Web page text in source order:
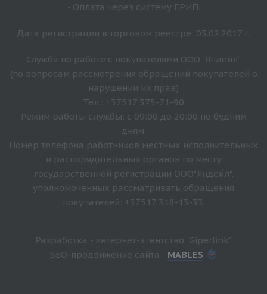
- Оплата через систему ЕРИП.
Дата регистрации в торговом реестре: 03.02.2017 г.
Служба по работе с покупателями ООО "Яндейл"
(по вопросам рассмотрения обращений покупателей о
нарушении их прав)
Тел.: +37517 375-71-90
Режим работы службы: с 09:00 до 20:00 по будним
дням.
Номер телефона работников местных исполнительных
и распорядительных органов по месту
государственной регистрации ООО"Яндейл",
уполномоченных рассматривать обращения
покупателей: +37517 318-13-33.
Разработка - интернет-агентство "Giperlink"
SEO-продвижение сайта - MABLES